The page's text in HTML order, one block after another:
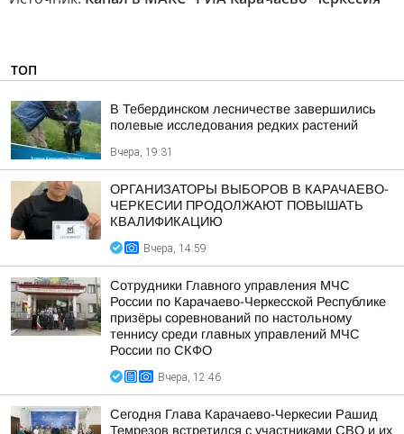
ТОП
В Тебердинском лесничестве завершились
полевые исследования редких растений
Вчера, 19:31
ОРГАНИЗАТОРЫ ВЫБОРОВ В КАРАЧАЕВО-
ЧЕРКЕСИИ ПРОДОЛЖАЮТ ПОВЫШАТЬ
КВАЛИФИКАЦИЮ
Вчера, 14:59
Сотрудники Главного управления МЧС
России по Карачаево-Черкесской Республике
призёры соревнований по настольному
теннису среди главных управлений МЧС
России по СКФО
Вчера, 12:46
Сегодня Глава Карачаево-Черкесии Рашид
Темрезов встретился с участниками СВО и их